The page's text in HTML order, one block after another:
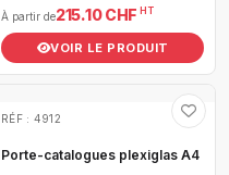
À partir de215.10 CHF HT
VOIR LE PRODUIT
RÉF : 4912
Porte-catalogues plexiglas A4